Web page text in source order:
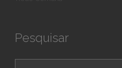
Pesquisar